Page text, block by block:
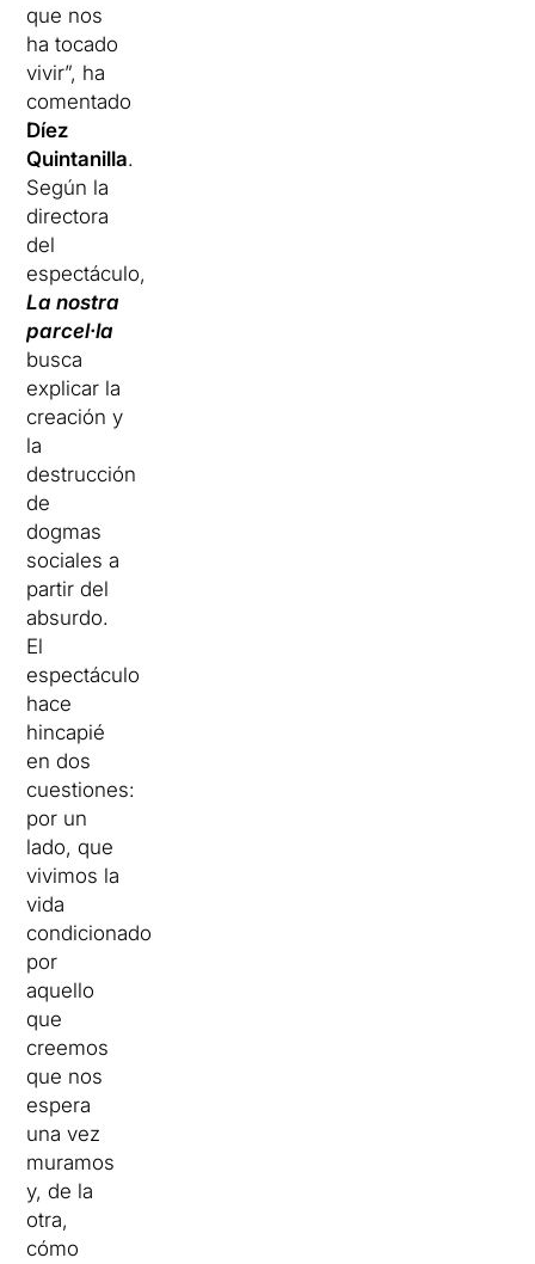
que nos
ha tocado
vivir”, ha
comentado
Díez
Quintanilla.
Según la
directora
del
espectáculo,
La nostra
parcel·la
busca
explicar la
creación y
la
destrucción
de
dogmas
sociales a
partir del
absurdo.
El
espectáculo
hace
hincapié
en dos
cuestiones:
por un
lado, que
vivimos la
vida
condicionados
por
aquello
que
creemos
que nos
espera
una vez
muramos
y, de la
otra,
cómo